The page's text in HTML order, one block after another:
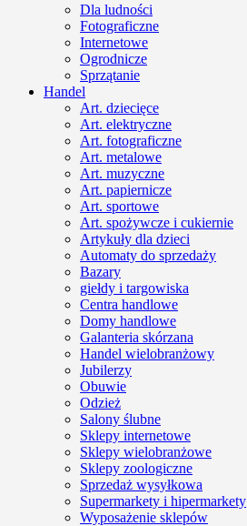
Dla ludności
Fotograficzne
Internetowe
Ogrodnicze
Sprzątanie
Handel
Art. dziecięce
Art. elektryczne
Art. fotograficzne
Art. metalowe
Art. muzyczne
Art. papiernicze
Art. sportowe
Art. spożywcze i cukiernie
Artykuły dla dzieci
Automaty do sprzedaży
Bazary
giełdy i targowiska
Centra handlowe
Domy handlowe
Galanteria skórzana
Handel wielobranżowy
Jubilerzy
Obuwie
Odzież
Salony ślubne
Sklepy internetowe
Sklepy wielobranżowe
Sklepy zoologiczne
Sprzedaż wysyłkowa
Supermarkety i hipermarkety
Wyposażenie sklepów